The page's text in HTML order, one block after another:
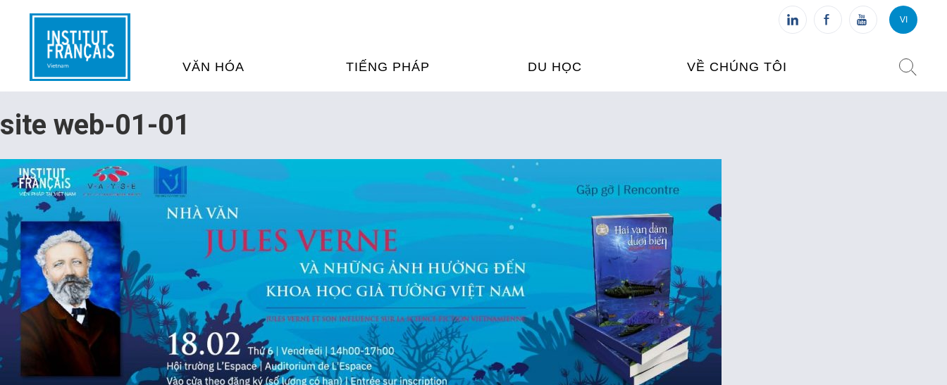
VĂN HÓA
SỰ KIỆN VĂN HÓA
THƯ VIỆN ĐA PHƯƠNG TIỆN
CHƯƠNG TRÌNH CHIẾU PHIM
PHÁP
SÁCH VÀ THƯ TỊCH
NGHỆ SỸ LƯU TRÚ
TIẾNG PHÁP
KỲ THI & CHỨNG CHỈ
HỌC TIẾNG PHÁP NGAY TẠI
DỊCH TIẾNG PHÁP
HỢP TÁC TIẾNG PHÁP
DU HỌC
CHƯƠNG TRÌNH ĐÀO TẠO
CỦA PHÁP TẠI VIỆT NAM
FRANCE ALUMNI VIỆT NAM
VỀ CHÚNG TÔI
CHI NHÁNH: HÀ NỘI
CHI NHÁNH: HUẾ
CHI NHÁNH: ĐÀ NẴNG
CHI NHÁNH: TPHCM
TUYỂN DỤNG
VI
VI FR
site web-01-01